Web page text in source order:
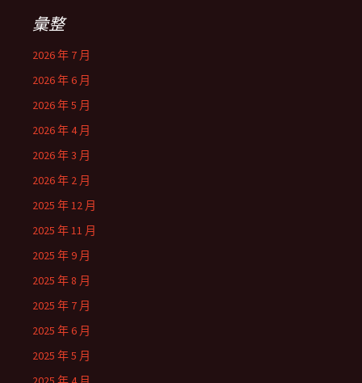
彙整
2026 年 7 月
2026 年 6 月
2026 年 5 月
2026 年 4 月
2026 年 3 月
2026 年 2 月
2025 年 12 月
2025 年 11 月
2025 年 9 月
2025 年 8 月
2025 年 7 月
2025 年 6 月
2025 年 5 月